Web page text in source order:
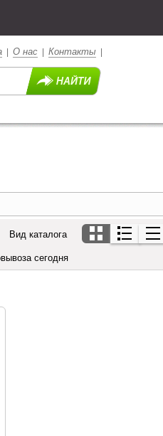
О нас Контакты
сегодня
каталога